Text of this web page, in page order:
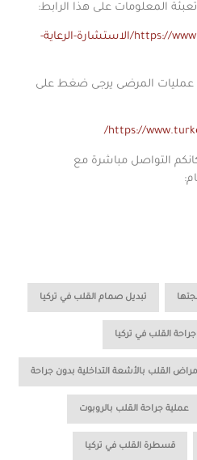
المعلومات على هذا الرابط:
https://www.turkeyhealthcaregroup.com/الاستشارة-الرعاية-
عمليات المرضى يرجى ضغط على
https://
التواصل مباشرة مع
تبديل صمام القلب في تركيا
جراحة القلب في تركيا
القلب بالأشعة التداخلية بدون جراحة
عملية جراحة القلب بالروبوت
قسطرة القلب في تركيا